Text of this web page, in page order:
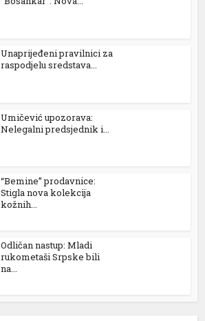
Unaprijeđeni pravilnici za
raspodjelu sredstava...
Umičević upozorava:
Nelegalni predsjednik i...
“Bemine” prodavnice:
Stigla nova kolekcija
kožnih...
Odličan nastup: Mladi
rukometaši Srpske bili
na...